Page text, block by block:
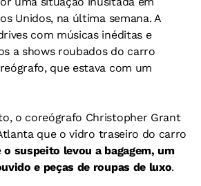
Unidos, na última semana. A
com músicas inéditas e
a shows roubados do carro
que estava com um
o coreógrafo Christopher Grant
que o vidro traseiro do carro
o suspeito levou a bagagem, um
e peças de roupas de luxo.